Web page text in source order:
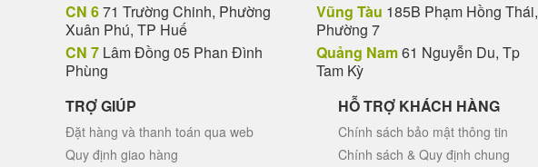
CN 671 Trường Chinh, Phường
Xuân Phú, TP Huế
CN 7 Lâm Đồng 05 Phan Đình
Phùng
Vũng Tàu 185B Phạm Hồng Thái,
Phường 7
Quảng Nam61 Nguyễn Du, Tp
Tam Kỳ
TRỢ GIÚP
Đặt hàng và thanh toán qua web
Quy định giao hàng
HỖ TRỢ KHÁCH HÀNG
Chính sách bảo mật thông tin
Chính sách & Quy định chung